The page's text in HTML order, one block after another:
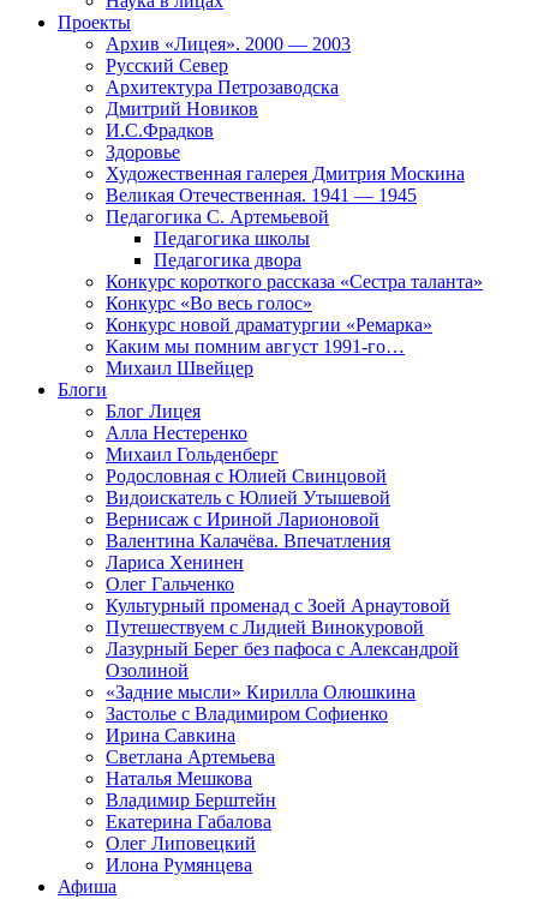
Проекты
Архив «Лицея». 2000 — 2003
Русский Север
Архитектура Петрозаводска
Дмитрий Новиков
И.С.Фрадков
Здоровье
Художественная галерея Дмитрия Москина
Великая Отечественная. 1941 — 1945
Педагогика С. Артемьевой
Педагогика школы
Педагогика двора
Конкурс короткого рассказа «Сестра таланта»
Конкурс «Во весь голос»
Конкурс новой драматургии «Ремарка»
Каким мы помним август 1991-го…
Михаил Швейцер
Блоги
Блог Лицея
Алла Нестеренко
Михаил Гольденберг
Родословная с Юлией Свинцовой
Видоискатель с Юлией Утышевой
Вернисаж с Ириной Ларионовой
Валентина Калачёва. Впечатления
Лариса Хенинен
Олег Гальченко
Культурный променад с Зоей Арнаутовой
Путешествуем с Лидией Винокуровой
Лазурный Берег без пафоса с Александрой
Озолиной
«Задние мысли» Кирилла Олюшкина
Застолье с Владимиром Софиенко
Ирина Савкина
Светлана Артемьева
Наталья Мешкова
Владимир Берштейн
Екатерина Габалова
Олег Липовецкий
Илона Румянцева
Афиша